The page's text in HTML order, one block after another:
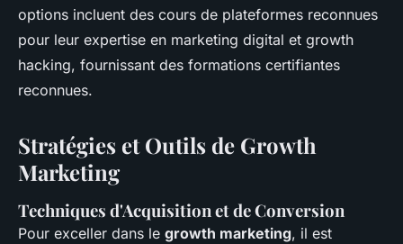
options incluent des cours de plateformes reconnues
pour leur expertise en marketing digital et growth
hacking, fournissant des formations certifiantes
reconnues.
Stratégies et Outils de Growth
Marketing
Techniques d'Acquisition et de Conversion
Pour exceller dans le growth marketing, il est